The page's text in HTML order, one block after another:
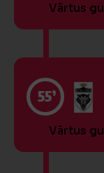
Vārtus
55’
Vārtus